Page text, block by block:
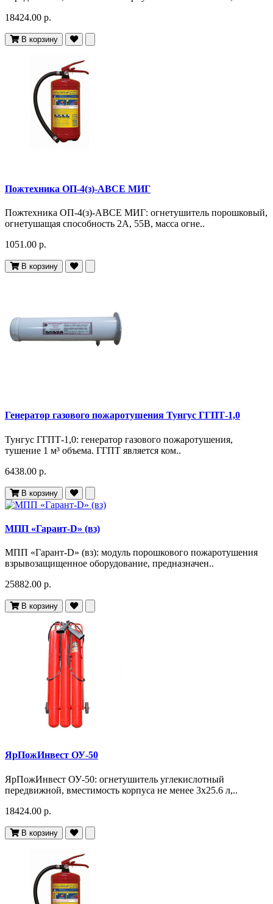
18424.00 р.
В корзину
Пожтехника ОП-4(з)-АВСЕ МИГ
Пожтехника ОП-4(з)-АВСЕ МИГ: огнетушитель порошковый,
огнетушащая способность 2А, 55В, масса огне..
1051.00 р.
В корзину
Генератор газового пожаротушения Тунгус ГГПТ-1,0
Тунгус ГГПТ-1,0: генератор газового пожаротушения,
тушение 1 м³ объема. ГГПТ является ком..
6438.00 р.
В корзину
МПП «Гарант-D» (вз)
МПП «Гарант-D» (вз): модуль порошкового пожаротушения
взрывозащищенное оборудование, предназначен..
25882.00 р.
В корзину
ЯрПожИнвест ОУ-50
ЯрПожИнвест ОУ-50: огнетушитель углекислотный
передвижной, вместимость корпуса не менее 3х25.6 л,..
18424.00 р.
В корзину